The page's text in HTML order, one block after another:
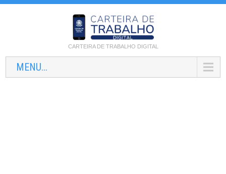
CARTEIRA DE TRABALHO DIGITAL
MENU...